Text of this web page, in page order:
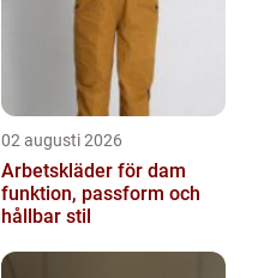
02 augusti 2026
Arbetskläder för dam
funktion, passform och
hållbar stil